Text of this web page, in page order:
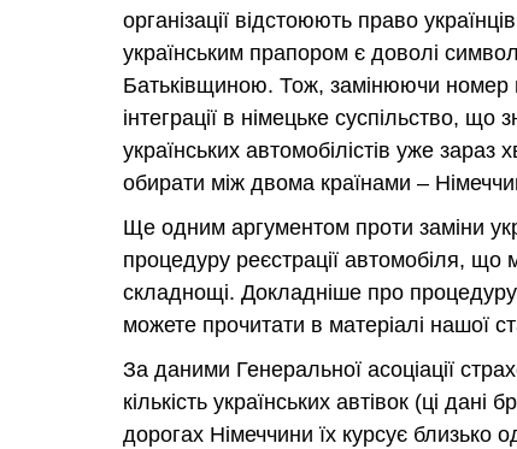
організації відстоюють право
українським прапором є доволі
Батьківщиною. Тож, замінюючи номер
інтеграції в німецьке суспільство,
українських автомобілістів уже
обирати між двома країнами –
Ще одним аргументом проти заміни
процедуру реєстрації автомобіля, що
складнощі. Докладніше про процедуру
можете прочитати в матеріалі нашої
За даними Генеральної асоціації
кількість українських автівок (ці
дорогах Німеччини їх курсує близько